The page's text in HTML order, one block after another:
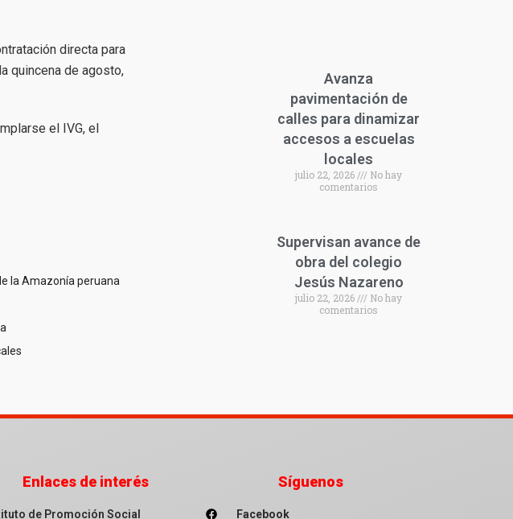
directa para
quincena de agosto,
el IVG, el
la Amazonía peruana
Avanza
pavimentación de
calles para dinamizar
accesos a escuelas
locales
julio 22, 2026
No hay
comentarios
Supervisan avance de
obra del colegio
Jesús Nazareno
julio 22, 2026
No hay
comentarios
Enlaces de interés
de Promoción Social
Síguenos
Facebook